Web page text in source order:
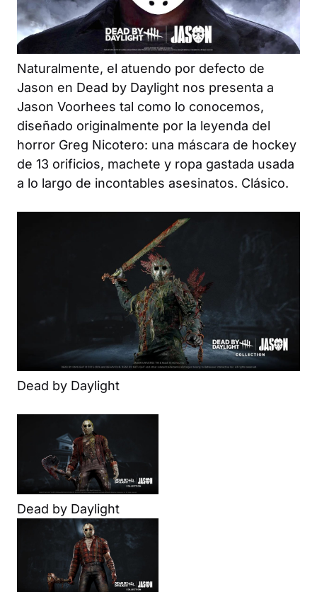
Naturalmente, el atuendo por defecto de
Jason en Dead by Daylight nos presenta a
Jason Voorhees tal como lo conocemos,
diseñado originalmente por la leyenda del
horror Greg Nicotero: una máscara de hockey
de 13 orificios, machete y ropa gastada usada
a lo largo de incontables asesinatos. Clásico.
Dead by Daylight
Dead by Daylight